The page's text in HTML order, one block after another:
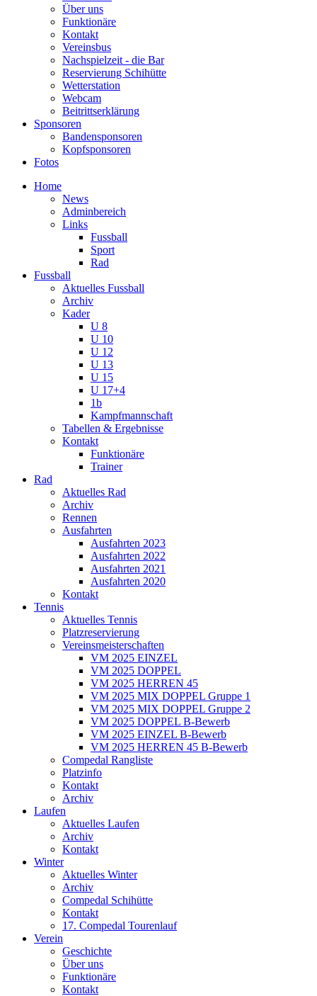
Über uns
Funktionäre
Kontakt
Vereinsbus
Nachspielzeit - die Bar
Reservierung Schihütte
Wetterstation
Webcam
Beitrittserklärung
Sponsoren
Bandensponsoren
Kopfsponsoren
Fotos
Home
News
Adminbereich
Links
Fussball
Sport
Rad
Fussball
Aktuelles Fussball
Archiv
Kader
U 8
U 10
U 12
U 13
U 15
U 17+4
1b
Kampfmannschaft
Tabellen & Ergebnisse
Kontakt
Funktionäre
Trainer
Rad
Aktuelles Rad
Archiv
Rennen
Ausfahrten
Ausfahrten 2023
Ausfahrten 2022
Ausfahrten 2021
Ausfahrten 2020
Kontakt
Tennis
Aktuelles Tennis
Platzreservierung
Vereinsmeisterschaften
VM 2025 EINZEL
VM 2025 DOPPEL
VM 2025 HERREN 45
VM 2025 MIX DOPPEL Gruppe 1
VM 2025 MIX DOPPEL Gruppe 2
VM 2025 DOPPEL B-Bewerb
VM 2025 EINZEL B-Bewerb
VM 2025 HERREN 45 B-Bewerb
Compedal Rangliste
Platzinfo
Kontakt
Archiv
Laufen
Aktuelles Laufen
Archiv
Kontakt
Winter
Aktuelles Winter
Archiv
Compedal Schihütte
Kontakt
17. Compedal Tourenlauf
Verein
Geschichte
Über uns
Funktionäre
Kontakt